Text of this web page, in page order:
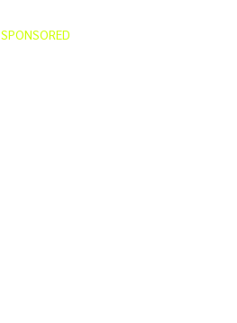
SPONSORED